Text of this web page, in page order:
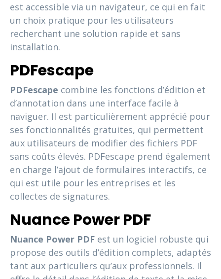
est accessible via un navigateur, ce qui en fait
un choix pratique pour les utilisateurs
recherchant une solution rapide et sans
installation.
PDFescape
PDFescape combine les fonctions d’édition et
d’annotation dans une interface facile à
naviguer. Il est particulièrement apprécié pour
ses fonctionnalités gratuites, qui permettent
aux utilisateurs de modifier des fichiers PDF
sans coûts élevés. PDFescape prend également
en charge l’ajout de formulaires interactifs, ce
qui est utile pour les entreprises et les
collectes de signatures.
Nuance Power PDF
Nuance Power PDF est un logiciel robuste qui
propose des outils d’édition complets, adaptés
tant aux particuliers qu’aux professionnels. Il